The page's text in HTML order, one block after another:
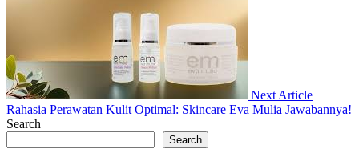
Next Article
Rahasia Perawatan Kulit Optimal: Skincare Eva Mulia Jawabannya!
Search
Search